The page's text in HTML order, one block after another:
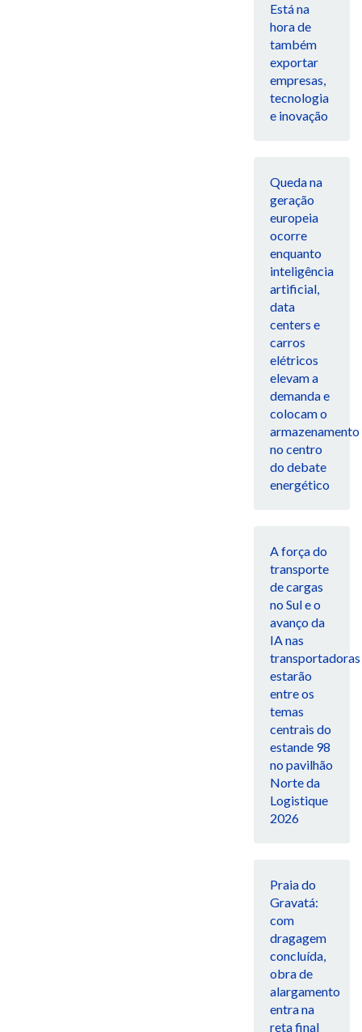
Está na
hora de
também
exportar
empresas,
tecnologia
e inovação
Queda na
geração
europeia
ocorre
enquanto
inteligência
artificial,
data
centers e
carros
elétricos
elevam a
demanda e
colocam o
armazenamento
no centro
do debate
energético
A força do
transporte
de cargas
no Sul e o
avanço da
IA nas
transportadoras
estarão
entre os
temas
centrais do
estande 98
no pavilhão
Norte da
Logistique
2026
Praia do
Gravatá:
com
dragagem
concluída,
obra de
alargamento
entra na
reta final